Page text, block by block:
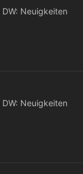
DW: Neuigkeiten
DW: Neuigkeiten